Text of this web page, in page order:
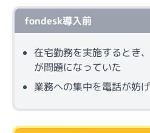
fondesk導入前
在宅勤務を実施するとき
が問題になっていた
業務への集中を電話が妨